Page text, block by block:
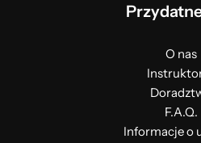
O nas
F.A.Q.
Informacje o